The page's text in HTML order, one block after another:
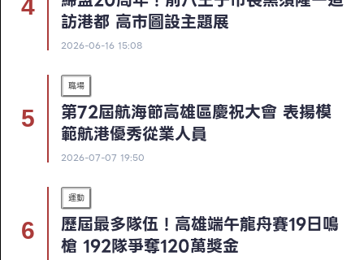
訪港都 高市圖設主題展
2026-06-16 15:08
職場
第72屆航海節高雄區慶祝大會 表揚模
範航港優秀從業人員
2026-07-07 19:50
運動
歷屆最多隊伍！高雄端午龍舟賽19日鳴
槍 192隊爭奪120萬獎金